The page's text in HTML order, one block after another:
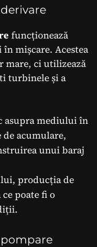
funcționează
mișcare. Acestea
mare, ci utilizează
turbinele și a
asupra mediului în
acumulare,
unui baraj
producția de
poate fi o